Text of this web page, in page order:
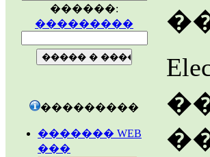
������:
���������
���������
������� WEB
���